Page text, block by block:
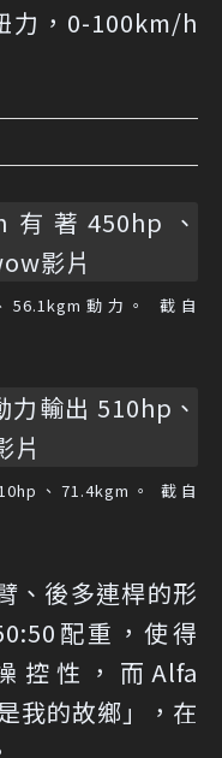
力，0-100km/h
56.1kgm動力。 截自
、71.4kgm。 截自
、後多連桿的形
配重，使得
控性，而Alfa
我的故鄉」，在